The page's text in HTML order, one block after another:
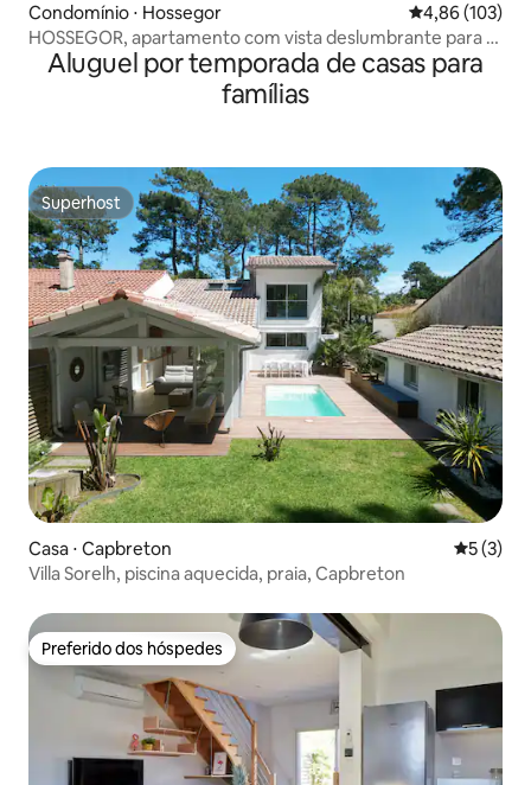
Condomínio ⋅ Hossegor 4,86 de uma
4,86 (103)
HOSSEGOR, apartamento com vista deslumbrante para o
mar
Aluguel por temporada de casas para
famílias
Superhost
Superhost
Casa ⋅ Capbreton 5 de
5 (3)
Villa Sorelh, piscina aquecida, praia, Capbreton
Preferido dos hóspedes
Preferido dos hóspedes